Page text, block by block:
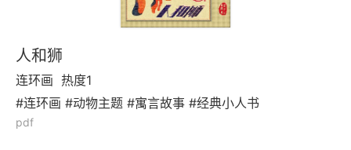
人和狮
连环画 热度1
#连环画 #动物主题 #寓言故事 #经典小人书
pdf